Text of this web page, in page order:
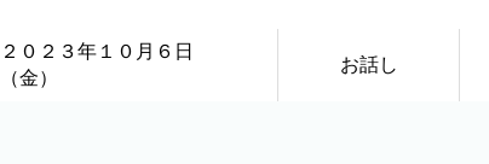
２０２３年１０月６日
（金）
お話し